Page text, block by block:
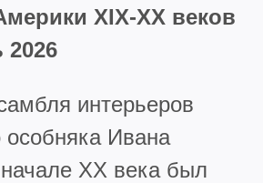
XIX-XX веков
интерьеров
особняка Ивана
ХХ века был